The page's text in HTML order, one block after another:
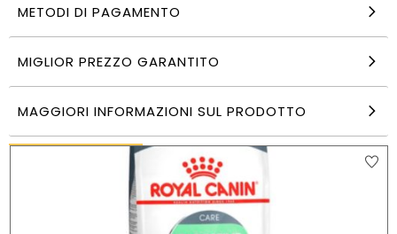
METODI DI PAGAMENTO
MIGLIOR PREZZO GARANTITO
MAGGIORI INFORMAZIONI SUL PRODOTTO
40,49€
AGGIUNGI
PRODOTTI SIMILI